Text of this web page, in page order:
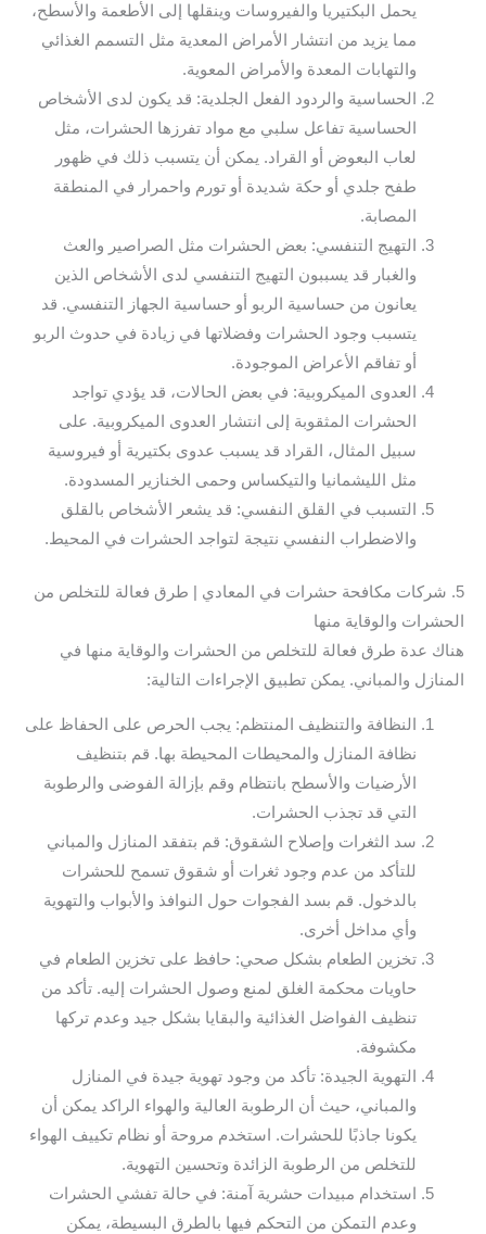
يحمل البكتيريا والفيروسات وينقلها إلى الأطعمة والأسطح،
مما يزيد من انتشار الأمراض المعدية مثل التسمم الغذائي
والتهابات المعدة والأمراض المعوية.
الحساسية والردود الفعل الجلدية: قد يكون لدى الأشخاص
الحساسية تفاعل سلبي مع مواد تفرزها الحشرات، مثل
لعاب البعوض أو القراد. يمكن أن يتسبب ذلك في ظهور
طفح جلدي أو حكة شديدة أو تورم واحمرار في المنطقة
المصابة.
التهيج التنفسي: بعض الحشرات مثل الصراصير والعث
والغبار قد يسببون التهيج التنفسي لدى الأشخاص الذين
يعانون من حساسية الربو أو حساسية الجهاز التنفسي. قد
يتسبب وجود الحشرات وفضلاتها في زيادة في حدوث الربو
أو تفاقم الأعراض الموجودة.
العدوى الميكروبية: في بعض الحالات، قد يؤدي تواجد
الحشرات المثقوبة إلى انتشار العدوى الميكروبية. على
سبيل المثال، القراد قد يسبب عدوى بكتيرية أو فيروسية
مثل الليشمانيا والتيكساس وحمى الخنازير المسدودة.
التسبب في القلق النفسي: قد يشعر الأشخاص بالقلق
والاضطراب النفسي نتيجة لتواجد الحشرات في المحيط.
5. شركات مكافحة حشرات في المعادي | طرق فعالة للتخلص من
الحشرات والوقاية منها
هناك عدة طرق فعالة للتخلص من الحشرات والوقاية منها في
المنازل والمباني. يمكن تطبيق الإجراءات التالية:
النظافة والتنظيف المنتظم: يجب الحرص على الحفاظ على
نظافة المنازل والمحيطات المحيطة بها. قم بتنظيف
الأرضيات والأسطح بانتظام وقم بإزالة الفوضى والرطوبة
التي قد تجذب الحشرات.
سد الثغرات وإصلاح الشقوق: قم بتفقد المنازل والمباني
للتأكد من عدم وجود ثغرات أو شقوق تسمح للحشرات
بالدخول. قم بسد الفجوات حول النوافذ والأبواب والتهوية
وأي مداخل أخرى.
تخزين الطعام بشكل صحي: حافظ على تخزين الطعام في
حاويات محكمة الغلق لمنع وصول الحشرات إليه. تأكد من
تنظيف الفواضل الغذائية والبقايا بشكل جيد وعدم تركها
مكشوفة.
التهوية الجيدة: تأكد من وجود تهوية جيدة في المنازل
والمباني، حيث أن الرطوبة العالية والهواء الراكد يمكن أن
يكونا جاذبًا للحشرات. استخدم مروحة أو نظام تكييف الهواء
للتخلص من الرطوبة الزائدة وتحسين التهوية.
استخدام مبيدات حشرية آمنة: في حالة تفشي الحشرات
وعدم التمكن من التحكم فيها بالطرق البسيطة، يمكن